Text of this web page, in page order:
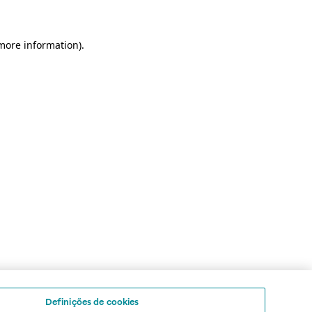
information).
Definições de cookies